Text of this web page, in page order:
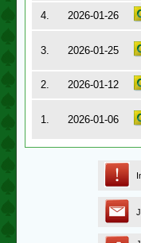
4.
2026-01-26
3. 2026-01-25
2. 2026-01-12
1. 2026-01-06